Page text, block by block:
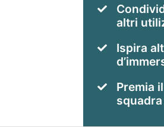
altri
Ispira
Premia
squadra